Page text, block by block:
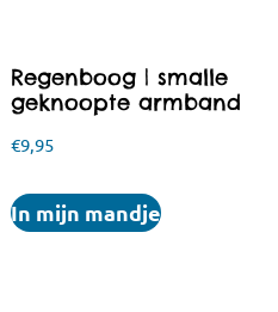
Regenboog | smalle
geknoopte armband
€9,95
In mijn mandje